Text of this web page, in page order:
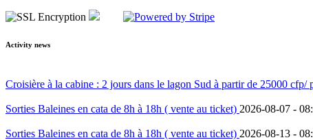
Activity news
Croisière à la cabine : 2 jours dans le lagon Sud à partir de 25000 cfp/
Sorties Baleines en cata de 8h à 18h ( vente au ticket) 2026-08-07 -
Sorties Baleines en cata de 8h à 18h ( vente au ticket) 2026-08-13 -